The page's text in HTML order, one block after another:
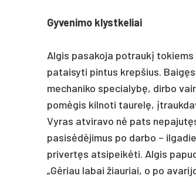
Gyvenimo klystkeliai
Algis pasakoja potraukį
pataisyti pintus krepšius.
mechaniko specialybę, dirbo
pomėgis kilnoti taurelę,
Vyras atviravo nė pats
pasisėdėjimus po darbo –
privertęs atsipeikėti. Algis
„Gėriau labai žiauriai, o po